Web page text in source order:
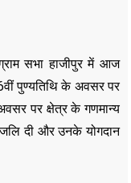
सभा हाजीपुर में आज
पुण्यतिथि के अवसर पर
पर क्षेत्र के गणमान्य
दी और उनके योगदान